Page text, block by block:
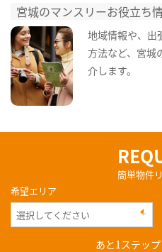
宮城のマンスリーお役立ち
地域情報や、出
方法など、宮城
介します。
簡単物件
希望エリア
あと1ステッ